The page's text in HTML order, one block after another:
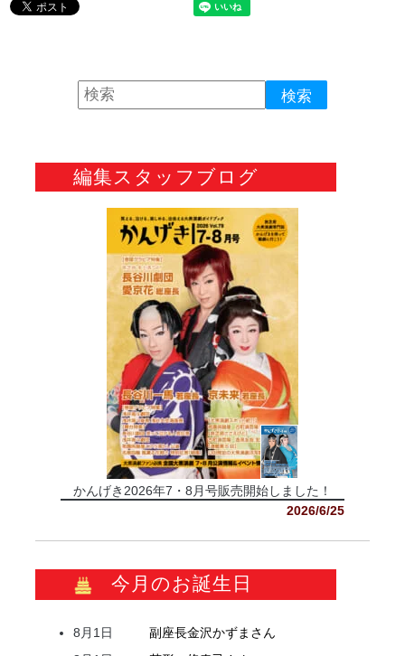
編集スタッフブログ
かんげき2026年7・8月号販売開始しました！
2026/6/25
今月のお誕生日
8月1日 副座長金沢かずま さん